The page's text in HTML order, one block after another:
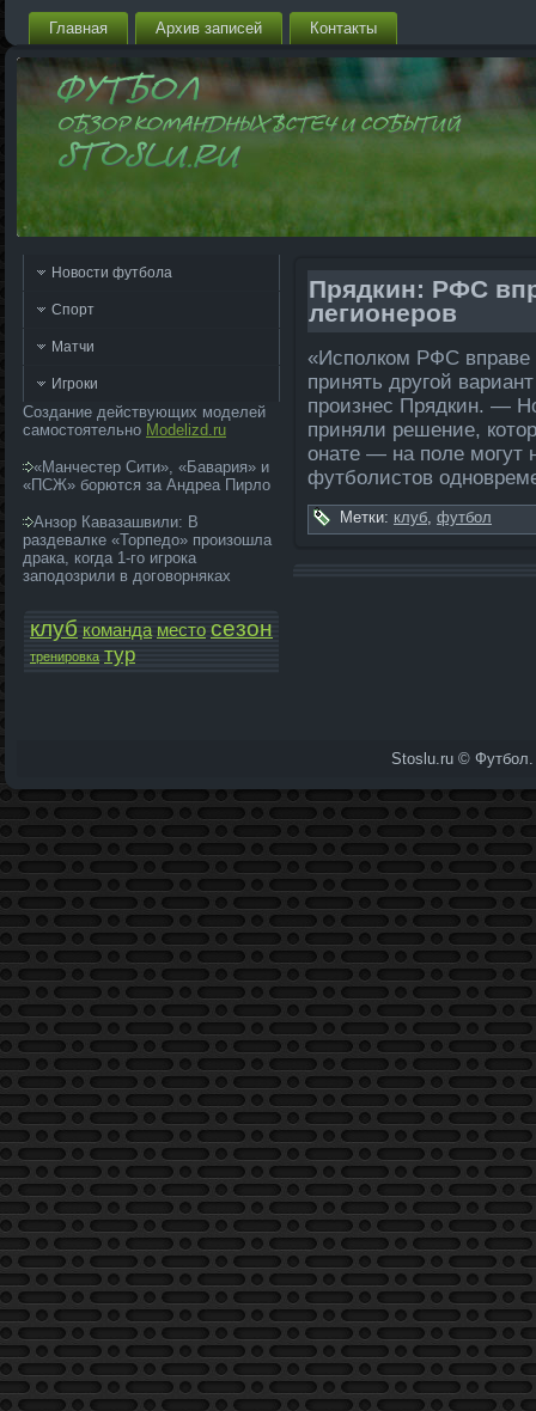
Главная Архив запи­сей Контакты
Новости футбола
Спорт
Матчи
Игроки
Создание действующих моделей
самостоятельно Modelizd.ru
«Манчестер Сити», «Бавария» и
«ПСЖ» борются за Андреа Пирло
Анзор Кавазашвили: В
раздевалке «Торпедо» произошла
драка, когда 1-го игрока
заподозрили в договорняках
клуб команда­ место сезон
тренировка тур
Прядкин: РФС
ле­гионеров
«Исполком РФС вправе
принять другой
произнес Прядкин. —
приняли решение,
онате — на поле­ могут
футболистов
Метки: клуб, футбол
Stoslu.ru © Футбол.